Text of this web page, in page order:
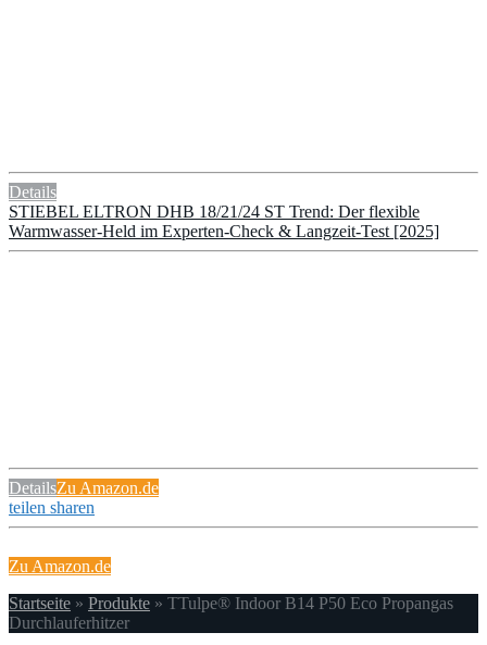
Details
STIEBEL ELTRON DHB 18/21/24 ST Trend: Der flexible
Warmwasser-Held im Experten-Check & Langzeit-Test [2025]
DetailsZu Amazon.de
teilen sharen
Zu Amazon.de
Startseite » Produkte » TTulpe® Indoor B14 P50 Eco Propangas
Durchlauferhitzer